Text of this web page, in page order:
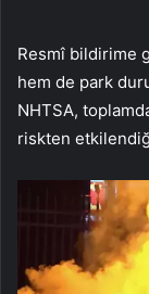
Resmî bildirime
hem de park
NHTSA,
riskten